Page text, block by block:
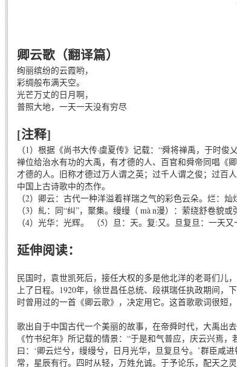
卿云歌（翻译篇）
绚丽缤纷的云霞哟，
彩绸般布满天空。
光芒万丈的日月啊，
普照大地，一天一天没有穷尽
[注释]
（1）根据《尚书大传·虞夏传》记载：“舜将禅禹，于时
禅位给治水有功的大禹，有才德的人、百官和舜帝同唱《
才德的人。旧称才德过万人谓之英；过千人谓之俊；过百
中国上古诗歌中的杰作。
（2）卿云：古代一种洋溢着祥瑞之气的彩色云朵。烂：灿
（3）糺：同“纠”，聚集。缦缦（ mà n漫）：萦绕舒卷貌或
（4）光华：光辉。 （5）旦：天。复:又。旦复旦：一天又
延伸阅读：
民国时，袁世凯死后，接任大权的多是他北洋的老哥们儿
上了日程。1920年，徐世昌任总统、段祺瑞任执政期间
时曾用过的一首《卿云歌》，决定用它。这首歌歌词很短
歌出自于中国古代一个美丽的故事，在帝舜时代，大禹出
《竹书纪年》所记载的情景：“于是和气普应，庆云兴焉
曰：‘卿云烂兮，缦缦兮，日月光华，旦复旦兮。’群臣咸
常，星辰有行。四时从轻，万姓允诚。于予论乐，配天之